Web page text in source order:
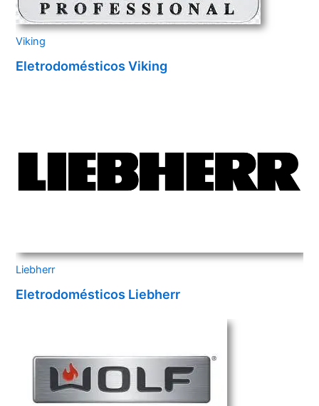
Viking
Eletrodomésticos Viking
Liebherr
Eletrodomésticos Liebherr